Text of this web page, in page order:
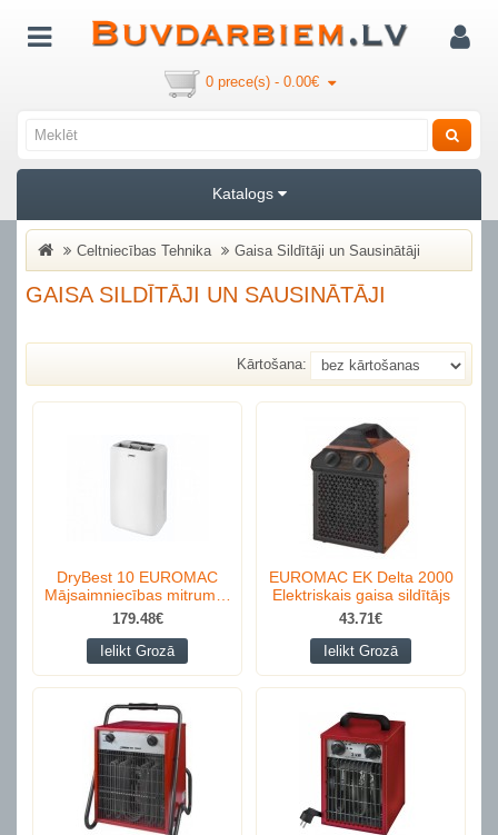
0 prece(s) - 0.00€
Katalogs
Celtniecības Tehnika Gaisa Sildītāji un Sausinātāji
GAISA SILDĪTĀJI UN SAUSINĀTĀJI
Kārtošana:
DryBest 10 EUROMAC
Mājsaimniecības mitrum…
179.48€
Ielikt Grozā
EUROMAC EK Delta 2000
Elektriskais gaisa sildītājs
43.71€
Ielikt Grozā